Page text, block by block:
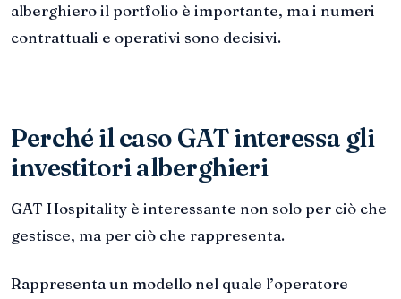
alberghiero il portfolio è importante, ma i numeri
contrattuali e operativi sono decisivi.
Perché il caso GAT interessa gli
investitori alberghieri
GAT Hospitality è interessante non solo per ciò che
gestisce, ma per ciò che rappresenta.
Rappresenta un modello nel quale l’operatore